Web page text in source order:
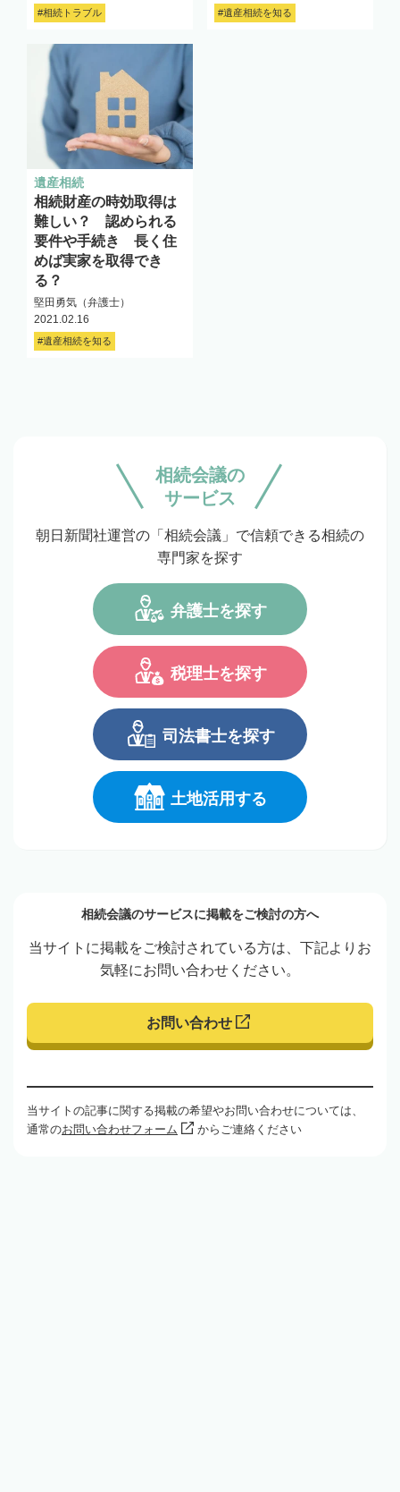
#相続トラブル #遺産相続を知る
遺産相続
相続財産の時効取得は
難しい？ 認められる
要件や手続き 長く住
めば実家を取得でき
る？
堅田勇気（弁護士）
2021.02.16
#遺産相続を知る
相続会議の
サービス
朝日新聞社運営の「相続会議」で信頼できる相続の
専門家を探す
弁護士を探す
税理士を探す
司法書士を探す
土地活用する
相続会議のサービスに掲載をご検討の方へ
当サイトに掲載をご検討されている方は、下記よりお
気軽にお問い合わせください。
お問い合わせ
当サイトの記事に関する掲載の希望やお問い合わせについては、
通常のお問い合わせフォーム からご連絡ください